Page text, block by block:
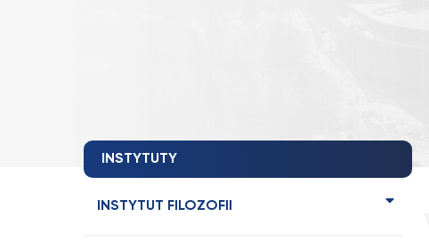
INSTYTUTY
INSTYTUT FILOZOFII